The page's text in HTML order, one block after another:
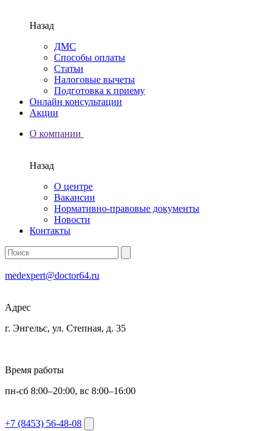
Назад
ДМС
Способы оплаты
Статьи
Налоговые вычеты
Подготовка к приему
Онлайн консультации
Акции
О компании
Назад
О центре
Вакансии
Нормативно-правовые документы
Новости
Контакты
medexpert@doctor64.ru
Адрес
г. Энгельс, ул. Степная, д. 35
Время работы
пн-сб 8:00–20:00, вс 8:00–16:00
+7 (8453) 56-48-08